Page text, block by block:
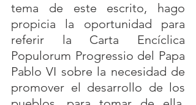
tema de este escrito, hago
propicia la oportunidad para
referir la Carta Encíclica
Populorum Progressio del Papa
Pablo VI sobre la necesidad de
promover el desarrollo de los